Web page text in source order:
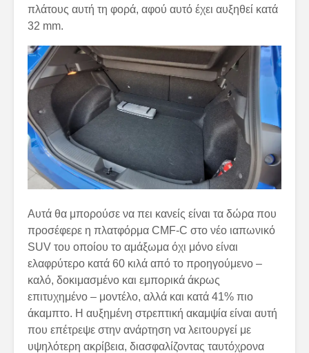
πλάτους αυτή τη φορά, αφού αυτό έχει αυξηθεί κατά
32 mm.
Αυτά θα μπορούσε να πει κανείς είναι τα δώρα που
προσέφερε η πλατφόρμα CMF-C στο νέο ιαπωνικό
SUV του οποίου το αμάξωμα όχι μόνο είναι
ελαφρύτερο κατά 60 κιλά από το προηγούμενο –
καλό, δοκιμασμένο και εμπορικά άκρως
επιτυχημένο – μοντέλο, αλλά και κατά 41% πιο
άκαμπτο. Η αυξημένη στρεπτική ακαμψία είναι αυτή
που επέτρεψε στην ανάρτηση να λειτουργεί με
υψηλότερη ακρίβεια, διασφαλίζοντας ταυτόχρονα